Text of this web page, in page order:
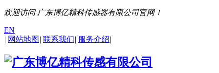
欢迎访问 广东博亿精科传感器有限公司官网！
EN
| 网站地图 | 联系我们| 服务介绍|